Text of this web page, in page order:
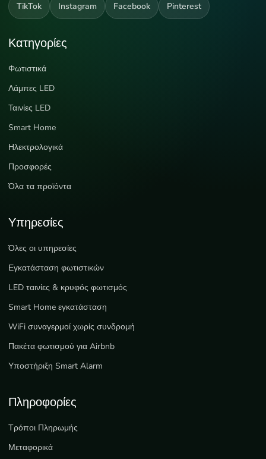
TikTok Instagram Facebook Pinterest
Κατηγορίες
Φωτιστικά
Λάμπες LED
Ταινίες LED
Smart Home
Ηλεκτρολογικά
Προσφορές
Όλα τα προϊόντα
Υπηρεσίες
Όλες οι υπηρεσίες
Εγκατάσταση φωτιστικών
LED ταινίες & κρυφός φωτισμός
Smart Home εγκατάσταση
WiFi συναγερμοί χωρίς συνδρομή
Πακέτα φωτισμού για Airbnb
Υποστήριξη Smart Alarm
Πληροφορίες
Τρόποι Πληρωμής
Μεταφορικά